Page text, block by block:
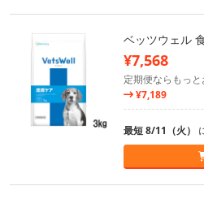
ベッツウェル
¥7,568
定期便ならもっと
¥7,189
最短 8/11（火）